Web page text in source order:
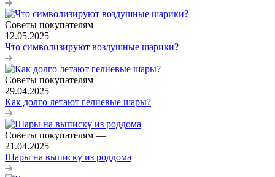
Советы покупателям —
12.05.2025
Что символизируют воздушные шарики?
Советы покупателям —
29.04.2025
Как долго летают гелиевые шары?
Советы покупателям —
21.04.2025
Шары на выписку из роддома